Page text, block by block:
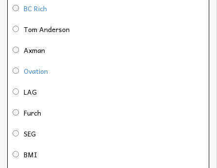
BC Rich
Tom Anderson
Axman
Ovation
LAG
Furch
SEG
BMI